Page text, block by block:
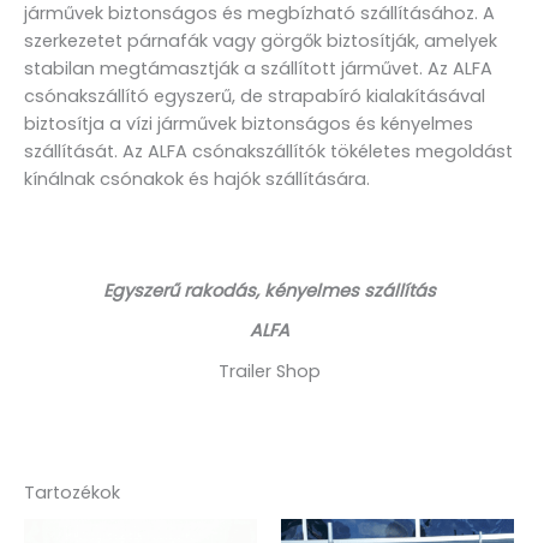
járművek biztonságos és megbízható szállításához. A
szerkezetet párnafák vagy görgők biztosítják, amelyek
stabilan megtámasztják a szállított járművet. Az ALFA
csónakszállító egyszerű, de strapabíró kialakításával
biztosítja a vízi járművek biztonságos és kényelmes
szállítását. Az ALFA csónakszállítók tökéletes megoldást
kínálnak csónakok és hajók szállítására.
Egyszerű rakodás, kényelmes szállítás
ALFA
Trailer Shop
Tartozékok